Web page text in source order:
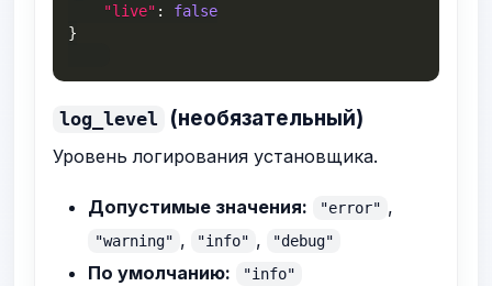
"live" :
false
}
log_level (необязательный)
Уровень логирования установщика.
Допустимые значения: "error" ,
"warning" , "info" , "debug"
По умолчанию: "info"